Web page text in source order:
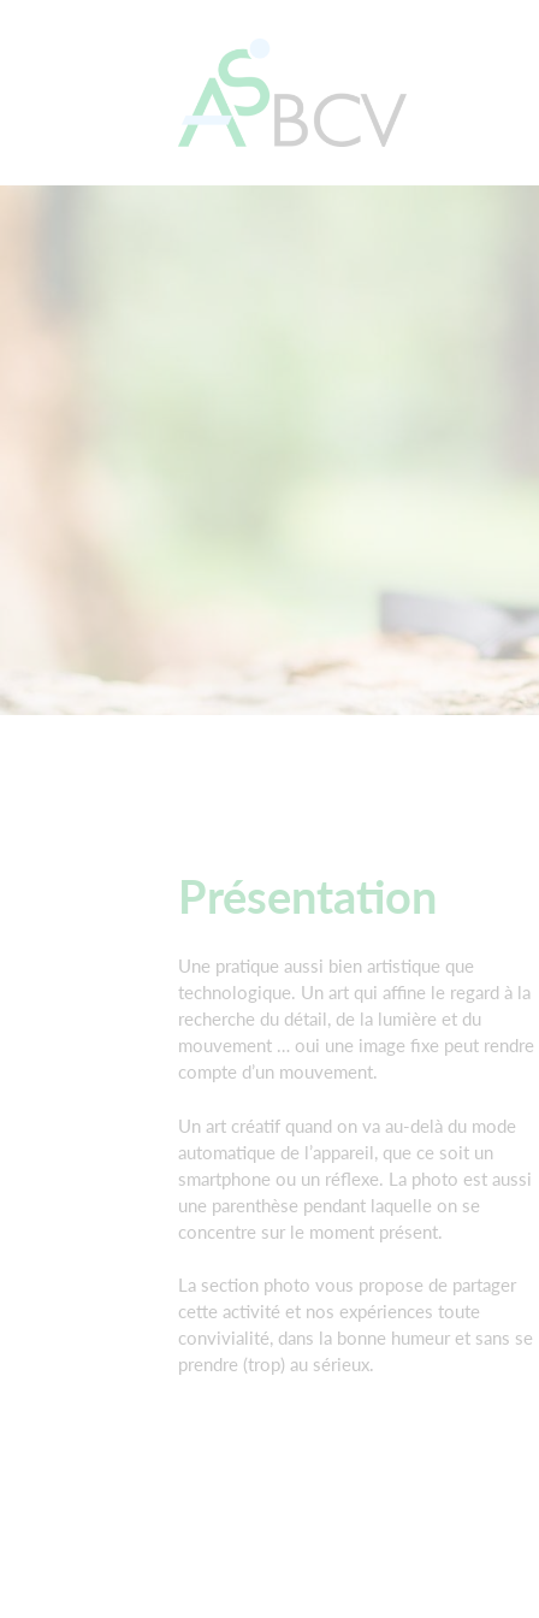
Présentation
Une pratique aussi bien artistique que
technologique. Un art qui affine le regard à la
recherche du détail, de la lumière et du
mouvement … oui une image fixe peut rendre
compte d’un mouvement.
Un art créatif quand on va au-delà du mode
automatique de l’appareil, que ce soit un
smartphone ou un réflexe. La photo est aussi
une parenthèse pendant laquelle on se
concentre sur le moment présent.
La section photo vous propose de partager
cette activité et nos expériences toute
convivialité, dans la bonne humeur et sans se
prendre (trop) au sérieux.